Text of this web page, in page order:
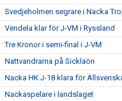
Svedjeholmen segrare i Nacka
Vendela klar för J-VM i Ryssland
Tre Kronor i semi-final i J-VM
Nattvandrarna på Sicklaön
Nacka HK J-18 klara för
Nackaspelare i landslaget